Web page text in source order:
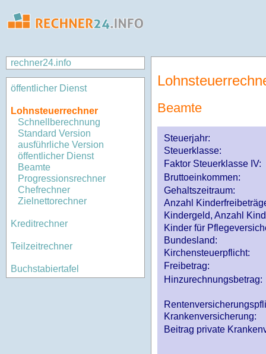
rechner24.info
öffentlicher Dienst
Lohnsteuerrechner
Schnellberechnung
Standard Version
ausführliche Version
öffentlicher Dienst
Beamte
Progressionsrechner
Chefrechner
Zielnettorechner
Kreditrechner
Teilzeitrechner
Buchstabiertafel
Beamte
Steuerjahr:
Steuerklasse:
Faktor Steuerklasse IV:
Bruttoeinkommen:
Gehaltszeitraum:
Anzahl
Kindergeld, Anzahl
Kinder für
Bundesland:
Kirchensteuerpflicht:
Freibetrag:
Hinzurechnungsbetrag:
Krankenversicherung:
Beitrag private